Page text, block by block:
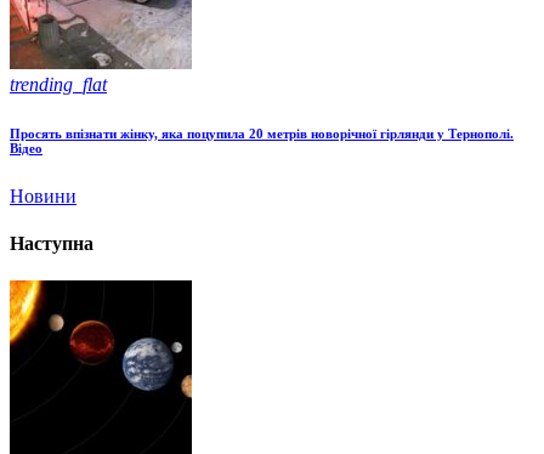
trending_flat
Просять впізнати жінку, яка поцупила 20 метрів новорічної гірлянди у Тернополі.
Відео
Новини
Наступна